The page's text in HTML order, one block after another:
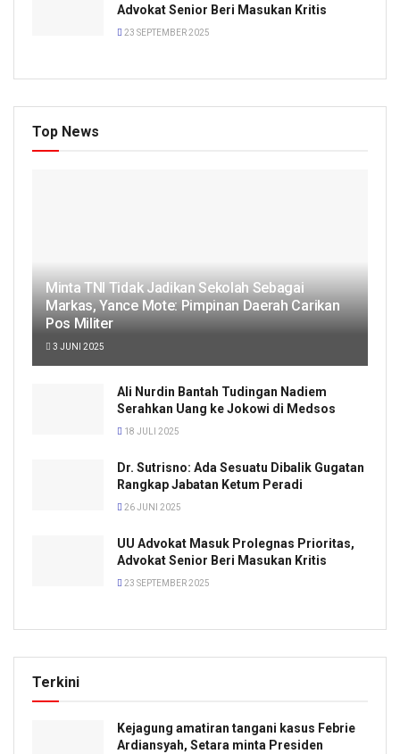
Advokat Senior Beri Masukan Kritis
23 SEPTEMBER 2025
Top News
Minta TNI Tidak Jadikan Sekolah Sebagai
Markas, Yance Mote: Pimpinan Daerah Carikan
Pos Militer
3 JUNI 2025
Ali Nurdin Bantah Tudingan Nadiem
Serahkan Uang ke Jokowi di Medsos
18 JULI 2025
Dr. Sutrisno: Ada Sesuatu Dibalik Gugatan
Rangkap Jabatan Ketum Peradi
26 JUNI 2025
UU Advokat Masuk Prolegnas Prioritas,
Advokat Senior Beri Masukan Kritis
23 SEPTEMBER 2025
Terkini
Kejagung amatiran tangani kasus Febrie
Ardiansyah, Setara minta Presiden